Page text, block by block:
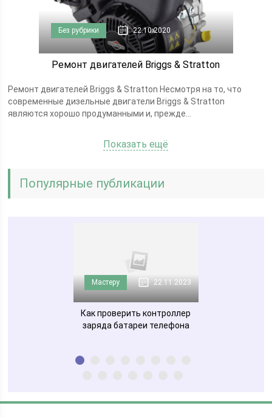
Без рубрики 22.10.2020
Ремонт двигателей Briggs & Stratton
Ремонт двигателей Briggs & Stratton Несмотря на то, что
современные дизельные двигатели Briggs & Stratton
являются хорошо продуманными и, прежде...
Показать ещё
Популярные публикации
Мастеру 22.11.2023
Как проверить контроллер
заряда батареи телефона